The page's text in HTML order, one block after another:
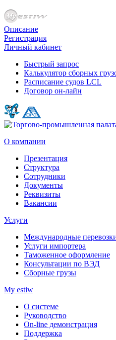
Описание
Регистрация
Личный кабинет
Быстрый запрос
Калькулятор сборных
Расписание судов LCL
Договор он-лайн
О компании
Презентация
Структура
Сотрудники
Документы
Реквизиты
Вакансии
Услуги
Международные
Услуги импортера
Таможенное оформление
Консультации по ВЭД
Сборные грузы
My estiw
О системе
Руководство
On-line демонстрация
Поддержка